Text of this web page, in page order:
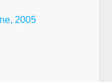
2005